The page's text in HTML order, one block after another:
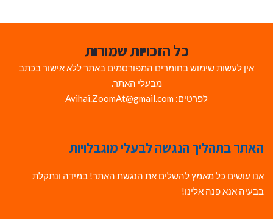
כל הזכויות שמורות
אין לעשות שימוש בחומרים המפורסמים באתר ללא אישור בכתב
מבעלי האתר.
לפרטים: Avihai.ZoomAt@gmail.com
האתר בתהליך הנגשה לבעלי מוגבלויות
אנו עושים כל מאמץ להשלים את הנגשת האתר! במידה ונתקלת
בבעיה אנא פנה אלינו!